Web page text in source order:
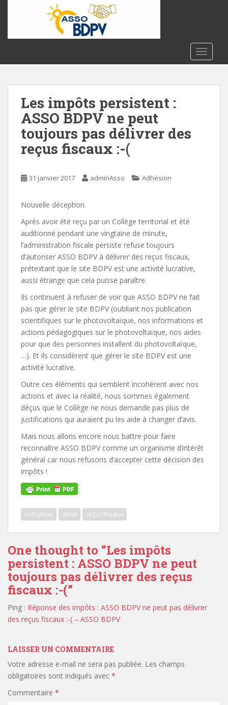
o
Les impôts persistent :
ASSO BDPV ne peut
toujours pas délivrer des
reçus fiscaux :-(
31 janvier 2017 adminAsso Adhésion
Nouvelle déception.
Après avoir été reçu par un Collège territorial et été
auditionné pendant une vingtaine de minute,
l’administration fiscale persiste refuse toujours
d’autoriser ASSO BDPV à délivrer des reçus fiscaux,
prétextant que le site BDPV est une activité lucrative,
aussi étrange que cela puisse paraître.
Ils continuent à refuser de voir que ASSO BDPV ne fait
pas que gérer le site BDPV (oubliant nos publication
scientifiques sur le photovoltaïque, nos informations et
actions pédagogiques sur le photovoltaïque, nos aides
pour que des personnes installent du photovoltaïque,
…). Et ils considèrent que gérer le site BDPV est une
activité lucrative.
Outre ces éléments qui semblent incohérent avec nos
actions et avec la réalité, nous sommes également
déçus que le Collège ne nous demande pas plus de
justifications qui auraient pu les aide à changer d’avis.
Mais nous allons encore nous battre pour faire
reconnaître ASSO BDPV comme un organisme d’intérêt
général car nous refusons d’accepter cette décision des
impôts !
cotisation dons reçus fiscaux
One thought to “Les impôts
persistent : ASSO BDPV ne peut
toujours pas délivrer des reçus
fiscaux :-(”
Ping : Réponse des impôts : ASSO BDPV ne peut pas délivrer
des reçus fiscaux :-( – ASSO BDPV
LAISSER UN COMMENTAIRE
Votre adresse e-mail ne sera pas publiée. Les champs
obligatoires sont indiqués avec *
Commentaire *